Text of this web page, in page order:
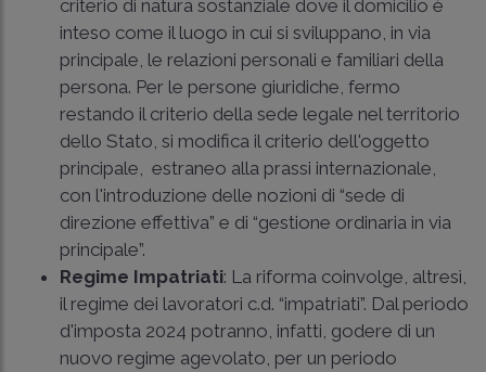
criterio di natura sostanziale dove il domicilio è
inteso come il luogo in cui si sviluppano, in via
principale, le relazioni personali e familiari della
persona. Per le persone giuridiche, fermo
restando il criterio della sede legale nel territorio
dello Stato, si modifica il criterio dell'oggetto
principale, estraneo alla prassi internazionale,
con l'introduzione delle nozioni di “sede di
direzione effettiva” e di “gestione ordinaria in via
principale”.
Regime Impatriati: La riforma coinvolge, altresì,
il regime dei lavoratori c.d. “impatriati”. Dal periodo
d'imposta 2024 potranno, infatti, godere di un
nuovo regime agevolato, per un periodo